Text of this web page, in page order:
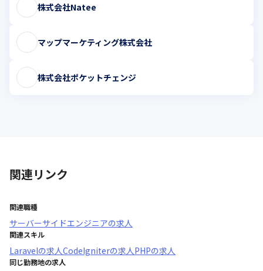
株式会社Natee
マップマーケティング株式会社
株式会社ポケットチェンジ
関連リンク
関連職種
サーバーサイドエンジニアの求人
関連スキル
Laravelの求人CodeIgniterの求人PHPの求人
同じ勤務地の求人